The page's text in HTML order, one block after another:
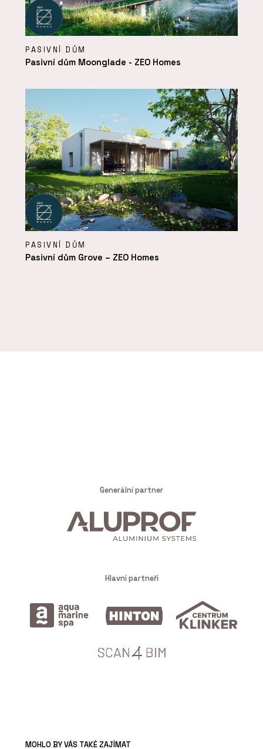
PASIVNÍ DŮM
Pasivní dům Moonglade - ZEO Homes
PASIVNÍ DŮM
Pasivní dům Grove – ZEO Homes
Generální partner
Hlavní partneři
MOHLO BY VÁS TAKÉ ZAJÍMAT